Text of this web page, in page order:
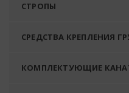
СТРОПЫ
СРЕДСТВА КРЕПЛЕНИЯ
КОМПЛЕКТУЮЩИЕ